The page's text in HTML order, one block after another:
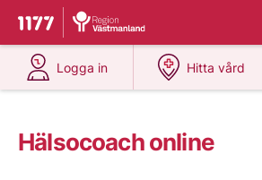
Till startsidan för 1177
Du har valt region
Logga in
på 1177.se
Hitta vård
på 1177.se
Hälsocoach online